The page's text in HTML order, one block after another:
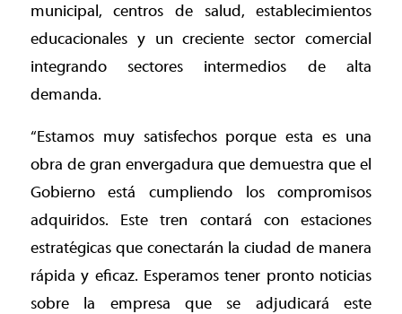
municipal, centros de salud, establecimientos
educacionales y un creciente sector comercial
integrando sectores intermedios de alta
demanda.
“Estamos muy satisfechos porque esta es una
obra de gran envergadura que demuestra que el
Gobierno está cumpliendo los compromisos
adquiridos. Este tren contará con estaciones
estratégicas que conectarán la ciudad de manera
rápida y eficaz. Esperamos tener pronto noticias
sobre la empresa que se adjudicará este